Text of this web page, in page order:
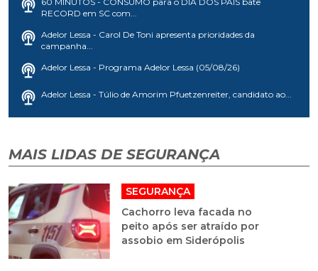
RECORD em SC com...
Adelor Lessa - Carol De Toni apresenta prioridades da
campanha...
Adelor Lessa - Programa Adelor Lessa (05/08/26)
Adelor Lessa - Túlio de Amorim Pfuetzenreiter, candidato ao...
MAIS LIDAS DE SEGURANÇA
SEGURANÇA
Cachorro leva facada no
peito após ser atraído por
assobio em Siderópolis